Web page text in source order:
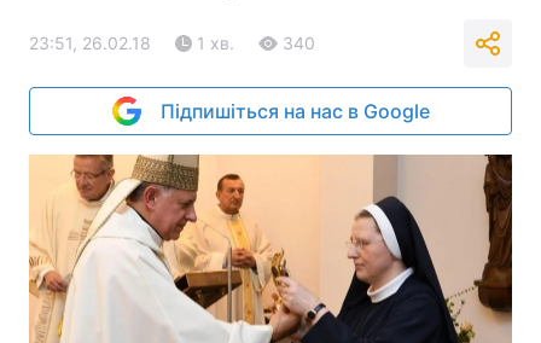
23:51, 26.02.18 1 хв. 340
Підпишіться на нас в Google